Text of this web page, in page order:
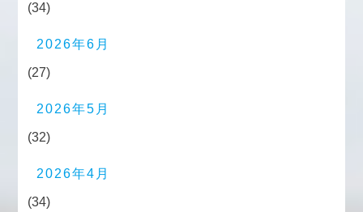
(34)
2026年6月
(27)
2026年5月
(32)
2026年4月
(34)